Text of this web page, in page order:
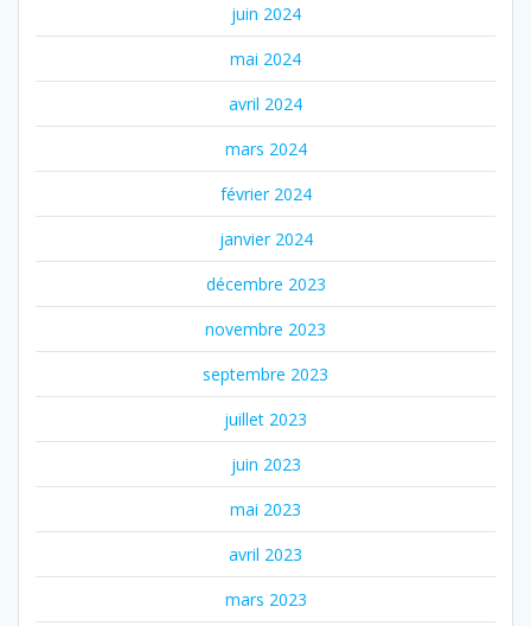
juin 2024
mai 2024
avril 2024
mars 2024
février 2024
janvier 2024
décembre 2023
novembre 2023
septembre 2023
juillet 2023
juin 2023
mai 2023
avril 2023
mars 2023